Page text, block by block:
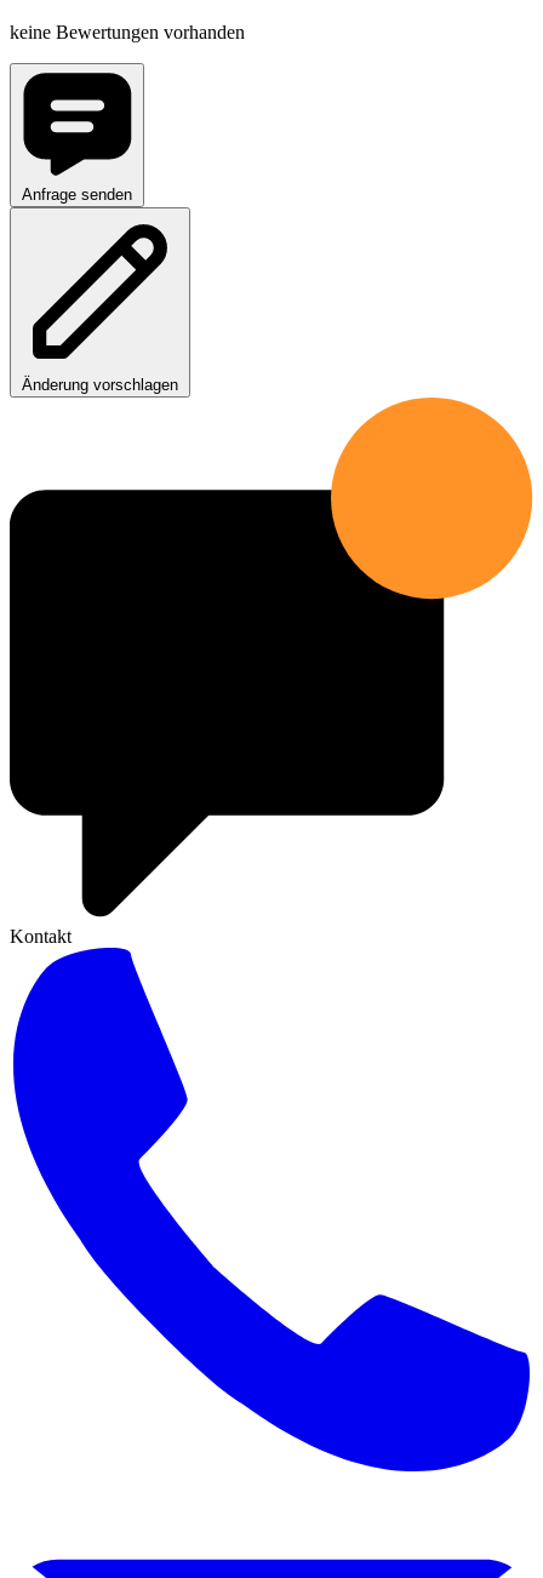
keine Bewertungen vorhanden
Anfrage senden
Änderung vorschlagen
Kontakt